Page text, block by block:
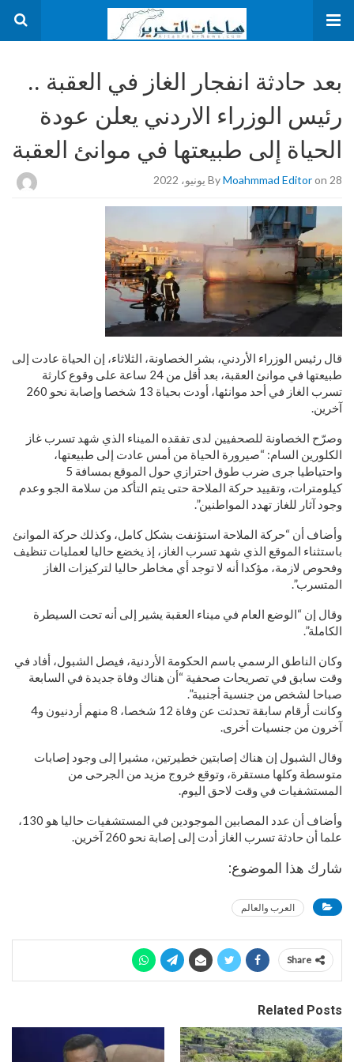
بعد حادثة انفجار الغاز في العقبة ..
رئيس الوزراء الاردني يعلن عودة
الحياة إلى طبيعتها في موانئ العقبة
ByMoahmmad Editoron 28 يونيو، 2022
قال رئيس الوزراء الأردني، بشر الخصاونة، الثلاثاء، إن الحياة عادت إلى
طبيعتها في موانئ العقبة، بعد أقل من 24 ساعة على وقوع كارثة
تسرب الغاز في أحد موانئها، أودت بحياة 13 شخصا وإصابة نحو 260
آخرين.
وصرّح الخصاونة للصحفيين لدى تفقده الميناء الذي شهد تسرب غاز
الكلورين السام: “صيرورة الحياة من أمس عادت إلى طبيعتها،
واحتياطيا جرى ضرب طوق احترازي حول الموقع بمسافة 5
كيلومترات، وتقييد حركة الملاحة حتى يتم التأكد من سلامة الجو وعدم
وجود آثار للغاز تهدد المواطنين”.
وأضاف أن “حركة الملاحة استؤنفت بشكل كامل، وكذلك حركة الموانئ
باستثناء الموقع الذي شهد تسرب الغاز، إذ يخضع حاليا لعمليات تنظيف
وفحوص لازمة، مؤكدا أنه لا توجد أي مخاطر حاليا لتركيزات الغاز
المتسرب”.
وقال إن “الوضع العام في ميناء العقبة يشير إلى أنه تحت السيطرة
الكاملة”.
وكان الناطق الرسمي باسم الحكومة الأردنية، فيصل الشبول، أفاد في
وقت سابق في تصريحات صحفية “أن هناك وفاة جديدة في السابعة
صباحا لشخص من جنسية أجنبية”.
وكانت أرقام سابقة تحدثت عن وفاة 12 شخصا، 8 منهم أردنيون و4
آخرون من جنسيات أخرى.
وقال الشبول إن هناك إصابتين خطيرتين، مشيرا إلى وجود إصابات
متوسطة وكلها مستقرة، وتوقع خروج مزيد من الجرحى من
المستشفيات في وقت لاحق اليوم.
وأضاف أن عدد المصابين الموجودين في المستشفيات حاليا هو 130،
علما أن حادثة تسرب الغاز أدت إلى إصابة نحو 260 آخرين.
شارك هذا الموضوع:
العرب والعالم
Share
Related Posts